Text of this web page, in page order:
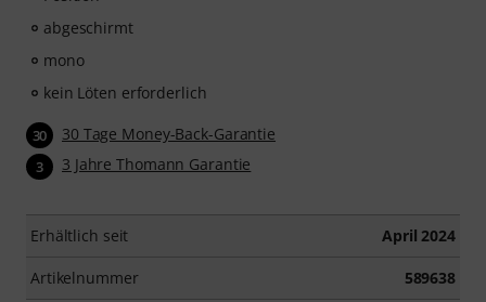
abgeschirmt
mono
kein Löten erforderlich
30 30 Tage Money-Back-Garantie
3 3 Jahre Thomann Garantie
Erhältlich seit April 2024
Artikelnummer 589638